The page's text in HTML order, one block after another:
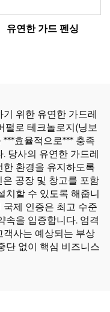
유연한 가드 펜싱
위한 유연한 가드레
펄로 테크놀로지(닝보
효율적으로*** 충족
당사의 유연한 가드레
환경을 유지하도록
공장 및 창고를 포함
치할 수 있도록 해줍니
제 인증은 최고 수준
속을 입증합니다. 엄격
사는 예상되는 부상
단 없이 핵심 비즈니스